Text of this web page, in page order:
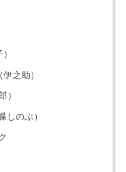
之助）
）
しのぶ）